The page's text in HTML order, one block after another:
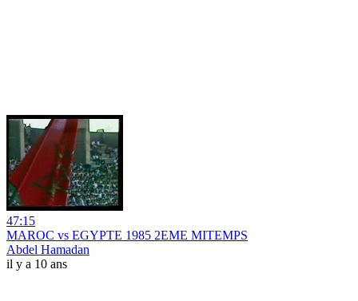
47:15
MAROC vs EGYPTE 1985 2EME MITEMPS
Abdel Hamadan
il y a 10 ans